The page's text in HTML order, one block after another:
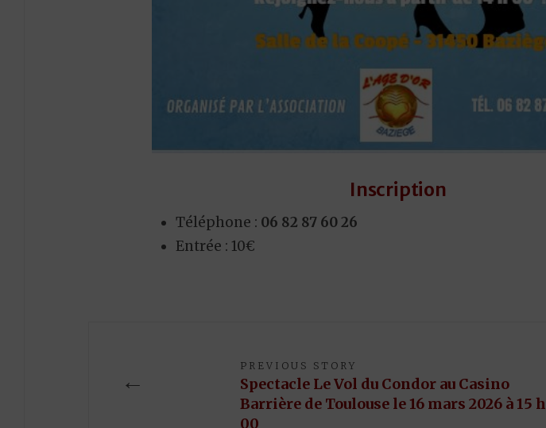
Inscription
Téléphone : 06 82 87 60 26
Entrée : 10€
←
PREVIOUS STORY
Spectacle Le Vol du Condor au Casino
Barrière de Toulouse le 16 mars 2026 à 15 h
00